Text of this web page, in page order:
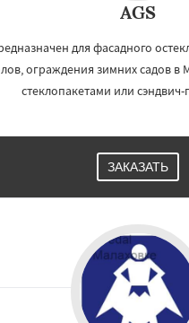
AGS
для фасадного
ограждения зимних садов в
стеклопакетами или
ЗАКАЗАТЬ